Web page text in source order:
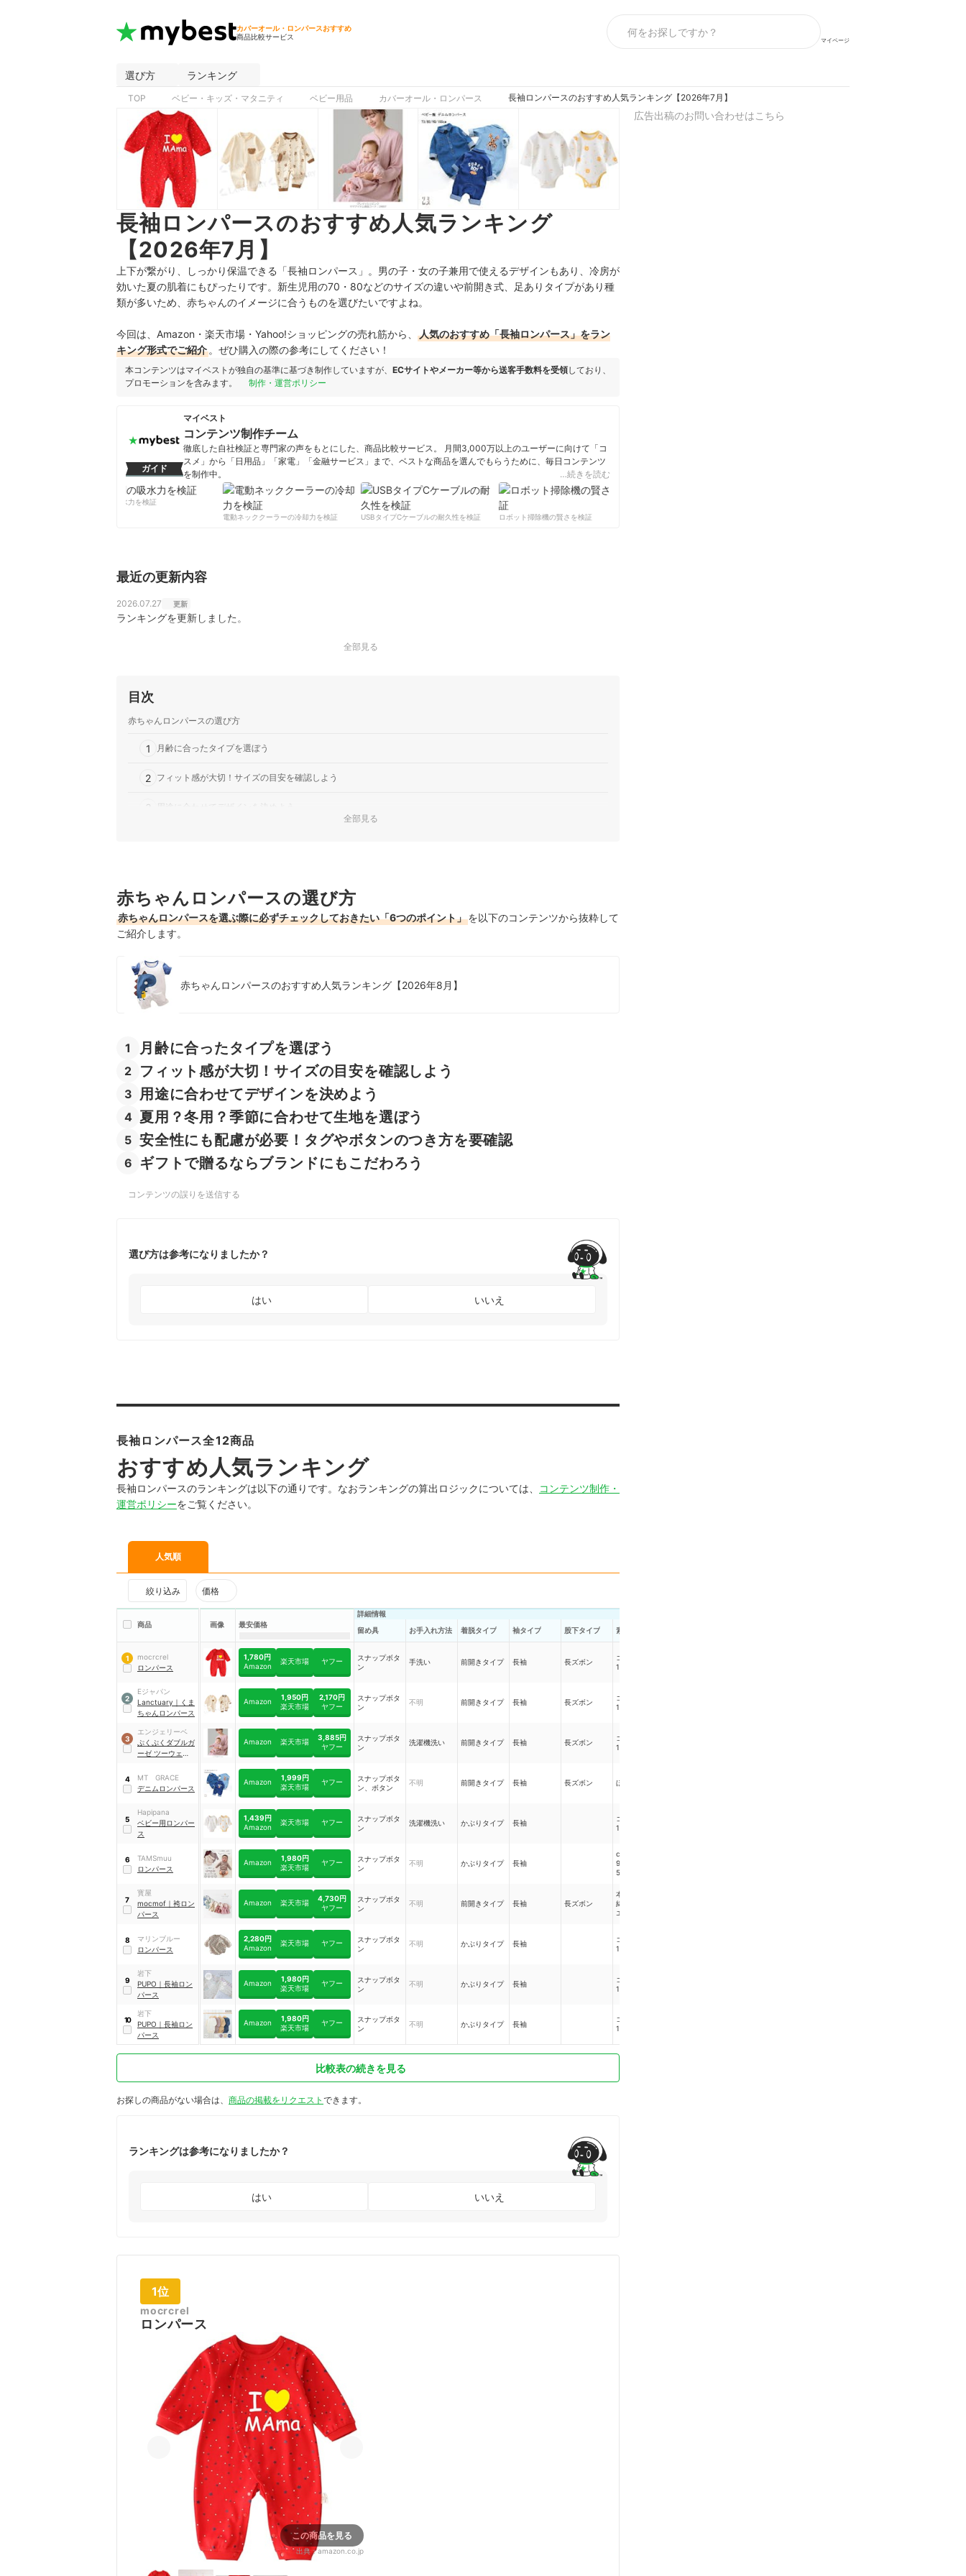
カバーオール・ロンパースおすすめ
商品比較サービス
マイページ
選び方 ランキング
TOP ベビー・キッズ・マタニティ ベビー用品 カバーオール・ロンパース 長袖ロンパースのおすすめ人気ランキング【2026年7月】
長袖ロンパースのおすすめ人気ランキング
【2026年7月】
上下が繋がり、しっかり保温できる「長袖ロンパース」。男の子・女の子兼用で使えるデザインもあり、冷房が
効いた夏の肌着にもぴったりです。新生児用の70・80などのサイズの違いや前開き式、足ありタイプがあり種
類が多いため、 赤ちゃんのイメージに合うものを選びたいですよね。
今回は、Amazon・楽天市場・Yahoo!ショッピングの売れ筋から、
人気のおすすめ「長袖ロンパース」をラン
キング形式でご紹介 。ぜひ購入の際の参考にしてください！
本コンテンツはマイベストが独自の基準に基づき制作していますが、 ECサイトやメーカー等から送客手数料を受領しており、
プロモーションを含みます。
制作・運営ポリシー
ガイド
マイベスト
コンテンツ制作チーム
徹底した自社検証と専門家の声をもとにした、商品比較サービス。 月間3,000万以上のユーザーに向けて「コ
スメ」から「日用品」「家電」「金融サービス」まで、ベストな商品を選んでもらうために、毎日コンテンツ
を制作中。
コンテンツ制作チームのプロフィール
…続きを読む
柔軟剤の吸水力を検証
電動ネッククーラーの冷却力を検証
USBタイプCケーブルの耐久性を検証 ロボット掃除機の賢さを検証
最近の更新内容
2026.07.27 更新
ランキングを更新しました。
全部見る
目次
赤ちゃんロンパースの選び方
1 月齢に合ったタイプを選ぼう
2 フィット感が大切！サイズの目安を確認しよう
3 用途に合わせてデザインを決めよう
6 ギフトで贈るならブランドにもこだわろう
長袖ロンパース全12商品おすすめ人気ランキング
全部見る
赤ちゃんロンパースの選び方
赤ちゃんロンパースを選ぶ際に必ずチェックしておきたい「6つのポイント」を以下のコンテンツから抜粋して
ご紹介します。
赤ちゃんロンパースのおすすめ人気ランキング【2026年8月】
1 月齢に合ったタイプを選ぼう
2 フィット感が大切！サイズの目安を確認しよう
3 用途に合わせてデザインを決めよう
4 夏用？冬用？季節に合わせて生地を選ぼう
5 安全性にも配慮が必要！タグやボタンのつき方を要確認
6 ギフトで贈るならブランドにもこだわろう
コンテンツの誤りを送信する
選び方は参考になりましたか？
はい いいえ
長袖ロンパース全12商品
おすすめ人気ランキング
長袖ロンパースのランキングは以下の通りです。なおランキングの算出ロジックについては、
コンテンツ制作・
運営ポリシーをご覧ください。
人気順
絞り込み 価格
商品 画像 最安価格
詳細情報
留め具
お手入れ方法 着脱タイプ 袖タイプ 股下タイプ 素材
1
mocrcrel
ロンパース
1,780円
Amazon
楽天市場 ヤフー
スナップボタ
ン
手洗い 前開きタイプ 長袖 長ズボン
コットン
100%
2
Eジャパン
Lanctuary ｜ くま
ちゃんロンパース
Amazon
1,950円
楽天市場
2,170円
ヤフー
スナップボタ
ン
不明 前開きタイプ 長袖 長ズボン
コットン
100%
3
エンジェリーベ
ぷくぷくダブルガ
ーゼ ツーウェイオ
Amazon 楽天市場
3,885円
ヤフー
スナップボタ
ン
洗濯機洗い 前開きタイプ 長袖 長ズボン
コットン
100%
4
MT GRACE
デニムロンパース
Amazon
1,999円
楽天市場
ヤフー
スナップボタ
ン、ボタン
不明 前開きタイプ 長袖 長ズボン ほか
5
Hapipana
ベビー用ロンパー
ス
1,439円
Amazon
楽天市場 ヤフー
スナップボタ
ン
洗濯機洗い かぶりタイプ 長袖
コットン
100%
6
TAMSmuu
ロンパース
Amazon
1,980円
楽天市場
ヤフー
スナップボタ
ン
不明 かぶりタイプ 長袖
cotton
95%、acryl
5%
7
寳屋
mocmof ｜ 袴ロン
パース
Amazon 楽天市場
4,730円
ヤフー
スナップボタ
ン
不明 前開きタイプ 長袖 長ズボン
本体白生地：
綿75％、ポリ
エステル25％
ポリエステル
15％／別布：
8
マリンブルー
ロンパース
2,280円
Amazon
楽天市場 ヤフー
スナップボタ
ン
不明 かぶりタイプ 長袖
コットン
100%
9
岩下
PUPO ｜ 長袖ロン
パース
Amazon
1,980円
楽天市場
ヤフー
スナップボタ
ン
不明 かぶりタイプ 長袖
コットン
100%
10
岩下
PUPO ｜ 長袖ロン
パース
Amazon
1,980円
楽天市場
ヤフー
スナップボタ
ン
不明 かぶりタイプ 長袖
コットン
100%
比較表の続きを見る
お探しの商品がない場合は、 商品の掲載をリクエスト できます。
ランキングは参考になりましたか？
はい いいえ
1位
mocrcrel
ロンパース
この商品を見る
出典：amazon.co.jp
広告出稿のお問い合わせはこちら